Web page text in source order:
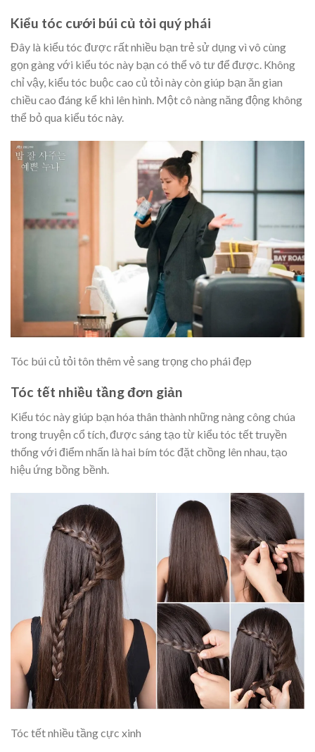
Kiểu tóc cưới búi củ tỏi quý phái
Đây là kiểu tóc được rất nhiều bạn trẻ sử dụng vì vô cùng
gọn gàng với kiểu tóc này bạn có thể vô tư để được. Không
chỉ vậy, kiểu tóc buộc cao củ tỏi này còn giúp bạn ăn gian
chiều cao đáng kể khi lên hình. Một cô nàng năng động không
thể bỏ qua kiểu tóc này.
Tóc búi củ tỏi tôn thêm vẻ sang trọng cho phái đẹp
Tóc tết nhiều tầng đơn giản
Kiểu tóc này giúp bạn hóa thân thành những nàng công chúa
trong truyện cổ tích, được sáng tạo từ kiểu tóc tết truyền
thống với điểm nhấn là hai bím tóc đặt chồng lên nhau, tạo
hiệu ứng bồng bềnh.
Tóc tết nhiều tầng cực xinh